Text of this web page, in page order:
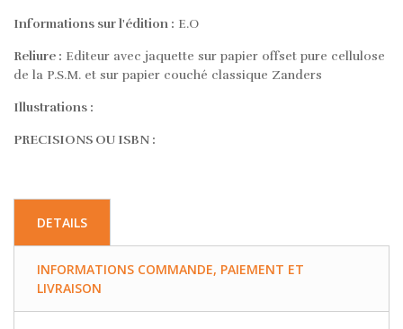
Informations sur l'édition : E.O
Reliure : Editeur avec jaquette sur papier offset pure cellulose
de la P.S.M. et sur papier couché classique Zanders
Illustrations :
PRECISIONS OU ISBN :
DETAILS
INFORMATIONS COMMANDE, PAIEMENT ET
LIVRAISON